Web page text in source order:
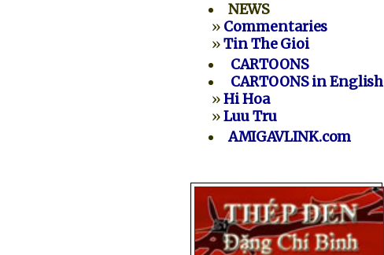
NEWS
» Commentaries
»Tin The Gioi
CARTOONS
CARTOONS in English
»Hi Hoa
»Luu Tru
AMIGAVLINK.com